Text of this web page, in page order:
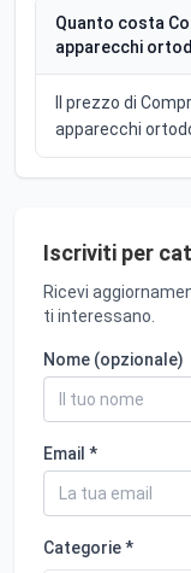
Quanto costa
apparecchi
Il prezzo di
apparecchi
Iscriviti per
Ricevi
ti interessano.
Nome (opzionale)
Email *
Categorie *